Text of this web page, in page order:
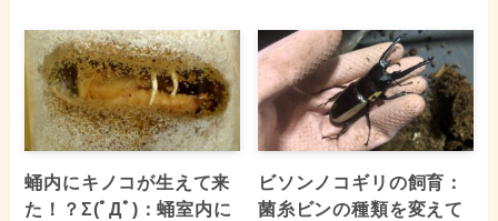
蛹内にキノコが生えて来
た！？Σ(ﾟДﾟ)：蛹室内に
ビソンノコギリの飼育：
菌糸ビンの種類を変えて